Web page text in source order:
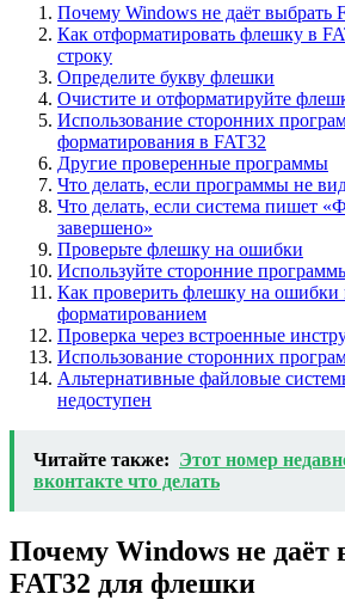
Почему Windows не даёт выбрать
Как отформатировать флешку в
строку
Определите букву флешки
Очистите и отформатируйте
Использование сторонних
форматирования в FAT32
Другие проверенные программы
Что делать, если программы не
Что делать, если система пишет
завершено»
Проверьте флешку на ошибки
Используйте сторонние
Как проверить флешку на ошибки
форматированием
Проверка через встроенные
Использование сторонних
Альтернативные файловые
недоступен
Читайте также: Этот номер
вконтакте что делать
Почему Windows не даёт
FAT32 для флешки